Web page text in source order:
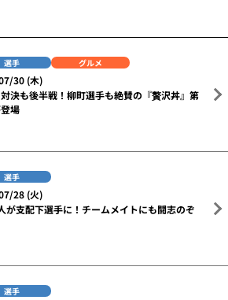
選手 グルメ
30 (木)
決も後半戦！柳町選手も絶賛の『贅沢丼』第
場
選手
28 (火)
が支配下選手に！チームメイトにも闘志のぞ
選手